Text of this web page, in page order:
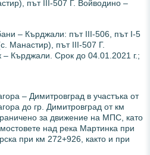
път ІІІ-507 Г. Войводино –
– Кърджали: път ІІІ-506, път І-5
Манастир), път ІІІ-507 Г.
Кърджали. Срок до 04.01.2021 г.;
– Димитровград в участъка от
до гр. Димитровград от км
за движение на МПС, като
над река Мартинка при
при км 272+926, както и при